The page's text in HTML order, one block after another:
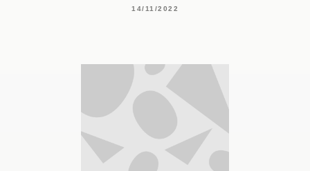
14/11/2022